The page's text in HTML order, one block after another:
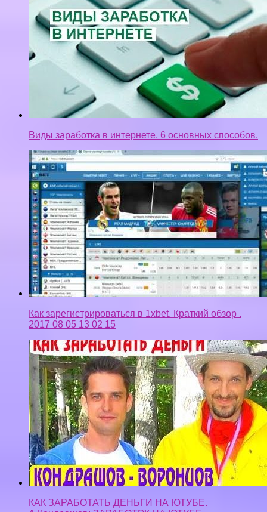
Виды заработка в интернете. 6 основных способов.
Как зарегистрироваться в 1xbet. Краткий обзор .
2017 08 05 13 02 15
КАК ЗАРАБОТАТЬ ДЕНЬГИ НА ЮТУБЕ.